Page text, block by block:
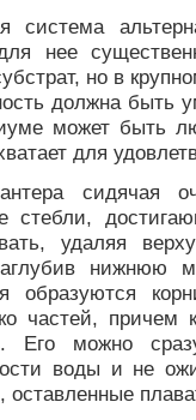
система
нее
но в
должна быть
может быть
для
сидячая
стебли,
удаляя
нижнюю
образуются
частей,
Его можно
воды и не
оставленные